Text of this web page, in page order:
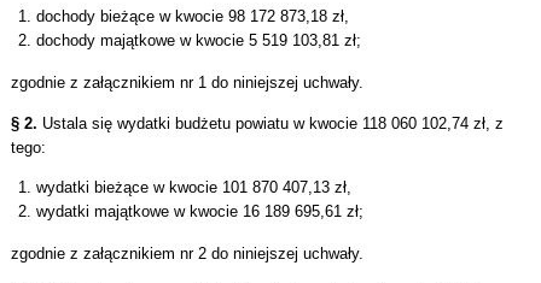
dochody bieżące w kwocie 98 172 873,18 zł,
dochody majątkowe w kwocie 5 519 103,81 zł;
zgodnie z załącznikiem nr 1 do niniejszej uchwały.
§ 2. Ustala się wydatki budżetu powiatu w kwocie 118 060 102,74 zł, z
tego:
wydatki bieżące w kwocie 101 870 407,13 zł,
wydatki majątkowe w kwocie 16 189 695,61 zł;
zgodnie z załącznikiem nr 2 do niniejszej uchwały.